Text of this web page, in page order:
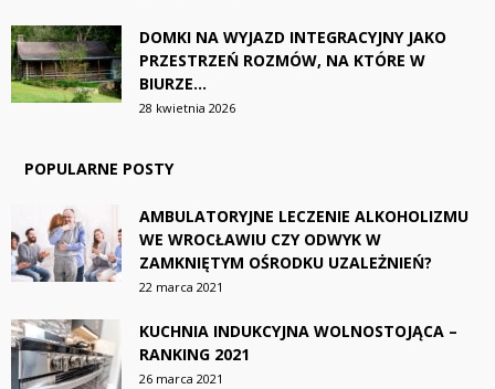
DOMKI NA WYJAZD INTEGRACYJNY JAKO
PRZESTRZEŃ ROZMÓW, NA KTÓRE W
BIURZE...
28 kwietnia 2026
POPULARNE POSTY
AMBULATORYJNE LECZENIE ALKOHOLIZMU
WE WROCŁAWIU CZY ODWYK W
ZAMKNIĘTYM OŚRODKU UZALEŻNIEŃ?
22 marca 2021
KUCHNIA INDUKCYJNA WOLNOSTOJĄCA –
RANKING 2021
26 marca 2021